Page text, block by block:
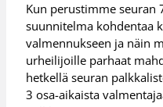
Kun perustimme seuran
suunnitelma kohdentaa
valmennukseen ja näin
urheilijoille parhaat
hetkellä seuran
3 osa-aikaista